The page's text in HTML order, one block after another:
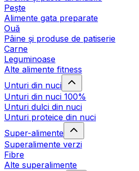
Pește
Alimente gata preparate
Ouă
Pâine și produse de patiserie
Carne
Leguminoase
Alte alimente fitness
Unturi din nuci
Unturi din nuci 100%
Unturi dulci din nuci
Unturi proteice din nuci
Super-alimente
Superalimente verzi
Fibre
Alte superalimente